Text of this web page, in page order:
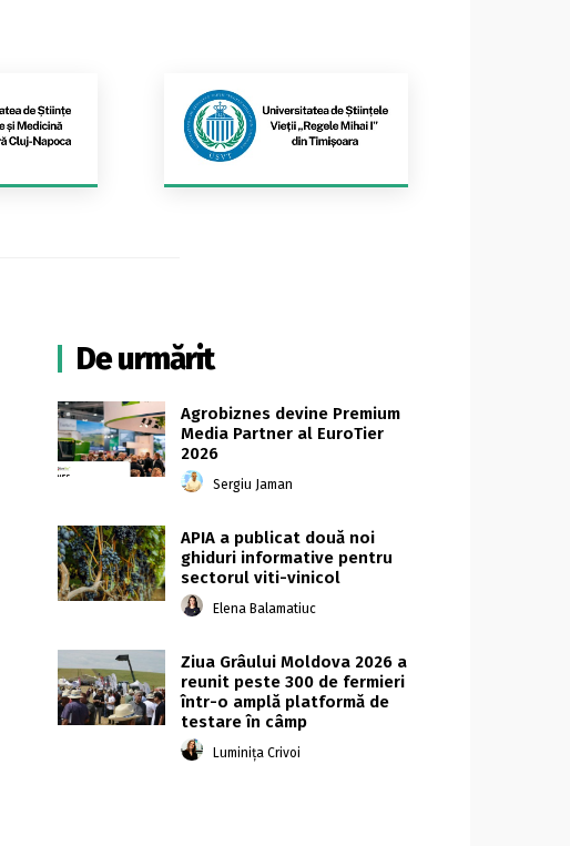
De urmărit
Agrobiznes devine Premium
Media Partner al EuroTier
2026
Sergiu Jaman
APIA a publicat două noi
ghiduri informative pentru
sectorul viti-vinicol
Elena Balamatiuc
Ziua Grâului Moldova 2026 a
reunit peste 300 de fermieri
într-o amplă platformă de
testare în câmp
Luminița Crivoi